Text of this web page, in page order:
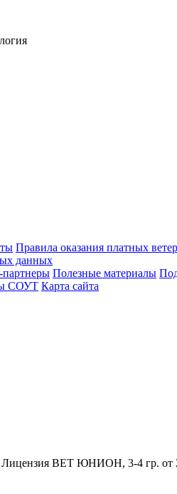
Правила оказания платных
данных
Полезные материалы
СОУТ Карта сайта
ВЕТ ЮНИОН, 3-4 гр. от